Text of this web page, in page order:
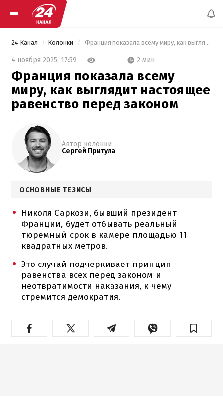
24 Канал Колонки Франция показала всему миру, как выглядит настоящее равенство перед законом
4 ноября 2025, 17:59 2 мин
Франция показала всему
миру, как выглядит настоящее
равенство перед законом
Автор колонки:
Сергей Притула
ОСНОВНЫЕ ТЕЗИСЫ
Николя Саркози, бывший президент
Франции, будет отбывать реальный
тюремный срок в камере площадью 11
квадратных метров.
Это случай подчеркивает принцип
равенства всех перед законом и
неотвратимости наказания, к чему
стремится демократия.